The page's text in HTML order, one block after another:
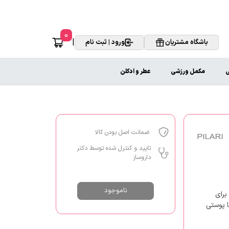
باشگاه مشتریان ورود | ثبت نام |
0
مکمل ورزشی عطر و ادکلن
پوستی
ضمانت اصل بودن کالا
تایید و کنترل شده توسط دکتر
داروساز
ناموجود